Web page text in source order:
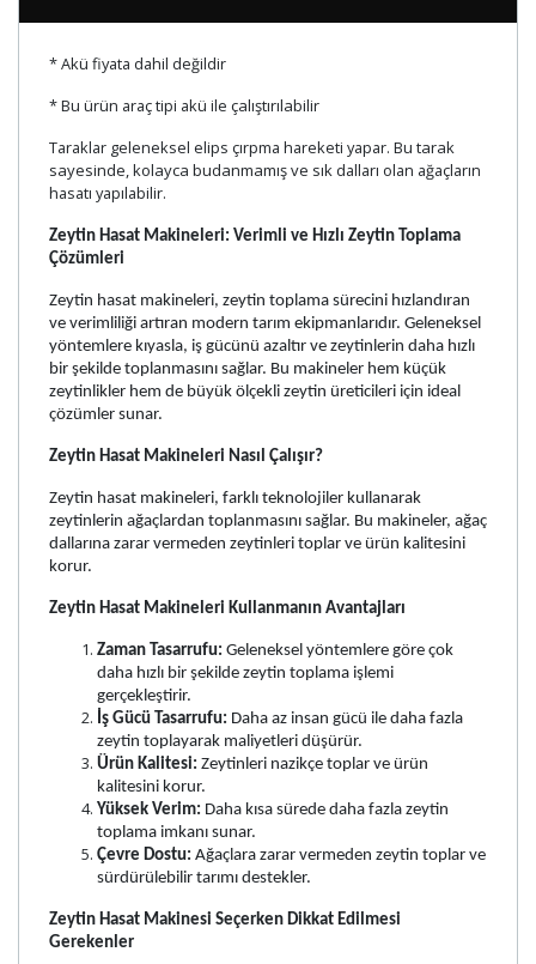
* Akü fiyata dahil değildir
* Bu ürün araç tipi akü ile çalıştırılabilir
Taraklar geleneksel elips çırpma hareketi yapar. Bu tarak
sayesinde, kolayca budanmamış ve sık dalları olan ağaçların
hasatı yapılabilir.
Zeytin Hasat Makineleri: Verimli ve Hızlı Zeytin Toplama
Çözümleri
Zeytin hasat makineleri, zeytin toplama sürecini hızlandıran
ve verimliliği artıran modern tarım ekipmanlarıdır. Geleneksel
yöntemlere kıyasla, iş gücünü azaltır ve zeytinlerin daha hızlı
bir şekilde toplanmasını sağlar. Bu makineler hem küçük
zeytinlikler hem de büyük ölçekli zeytin üreticileri için ideal
çözümler sunar.
Zeytin Hasat Makineleri Nasıl Çalışır?
Zeytin hasat makineleri, farklı teknolojiler kullanarak
zeytinlerin ağaçlardan toplanmasını sağlar. Bu makineler, ağaç
dallarına zarar vermeden zeytinleri toplar ve ürün kalitesini
korur.
Zeytin Hasat Makineleri Kullanmanın Avantajları
Zaman Tasarrufu: Geleneksel yöntemlere göre çok
daha hızlı bir şekilde zeytin toplama işlemi
gerçekleştirir.
İş Gücü Tasarrufu: Daha az insan gücü ile daha fazla
zeytin toplayarak maliyetleri düşürür.
Ürün Kalitesi: Zeytinleri nazikçe toplar ve ürün
kalitesini korur.
Yüksek Verim: Daha kısa sürede daha fazla zeytin
toplama imkanı sunar.
Çevre Dostu: Ağaçlara zarar vermeden zeytin toplar ve
sürdürülebilir tarımı destekler.
Zeytin Hasat Makinesi Seçerken Dikkat Edilmesi
Gerekenler